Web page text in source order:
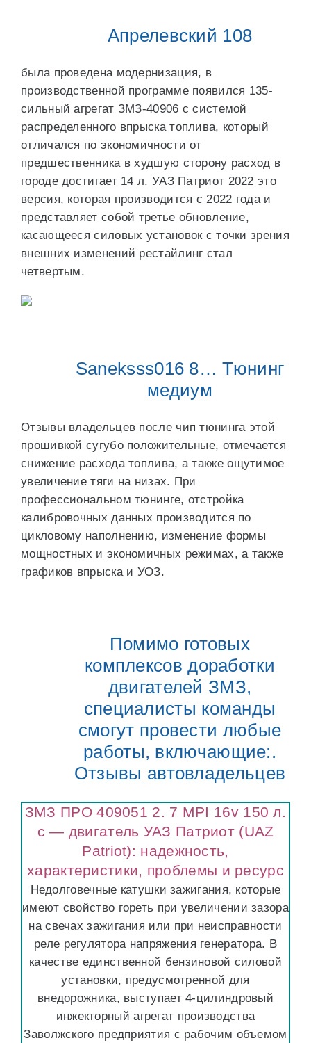
Апрелевский 108
была проведена модернизация, в
производственной программе появился 135-
сильный агрегат ЗМЗ-40906 с системой
распределенного впрыска топлива, который
отличался по экономичности от
предшественника в худшую сторону расход в
городе достигает 14 л. УАЗ Патриот 2022 это
версия, которая производится с 2022 года и
представляет собой третье обновление,
касающееся силовых установок с точки зрения
внешних изменений рестайлинг стал
четвертым.
Saneksss016 8… Тюнинг
медиум
Отзывы владельцев после чип тюнинга этой
прошивкой сугубо положительные, отмечается
снижение расхода топлива, а также ощутимое
увеличение тяги на низах. При
профессиональном тюнинге, отстройка
калибровочных данных производится по
цикловому наполнению, изменение формы
мощностных и экономичных режимах, а также
графиков впрыска и УОЗ.
Помимо готовых
комплексов доработки
двигателей ЗМЗ,
специалисты команды
смогут провести любые
работы, включающие:.
Отзывы автовладельцев
ЗМЗ ПРО 409051 2. 7 MPI 16v 150 л.
с — двигатель УАЗ Патриот (UAZ
Patriot): надежность,
характеристики, проблемы и ресурс
Недолговечные катушки зажигания, которые
имеют свойство гореть при увеличении зазора
на свечах зажигания или при неисправности
реле регулятора напряжения генератора. В
качестве единственной бензиновой силовой
установки, предусмотренной для
внедорожника, выступает 4-цилиндровый
инжекторный агрегат производства
Заволжского предприятия с рабочим объемом